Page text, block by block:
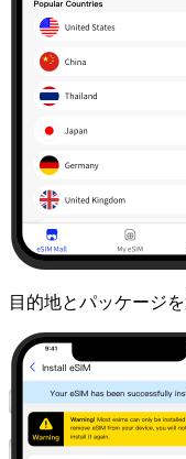
目的地とパッケージ